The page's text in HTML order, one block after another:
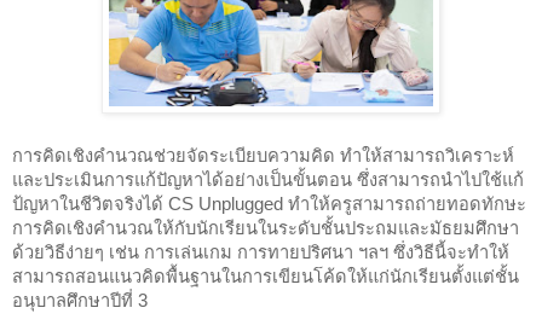
การคิดเชิงคำนวณช่วยจัดระเบียบความคิด ทำให้สามารถวิเคราะห์
และประเมินการแก้ปัญหาได้อย่างเป็นขั้นตอน ซึ่งสามารถนำไปใช้แก้
ป้ญหาในชีวิตจริงได้ CS Unplugged ทำให้ครูสามารถถ่ายทอดทักษะ
การคิดเชิงคำนวณให้กับนักเรียนในระดับชั้นประถมและมัธยมศึกษา
ด้วยวิธีง่ายๆ เช่น การเล่นเกม การทายปริศนา ฯลฯ ซึ่งวิธีนี้จะทำให้
สามารถสอนแนวคิดพื้นฐานในการเขียนโค้ดให้แก่นักเรียนตั้งแต่ชั้น
อนุบาลศึกษาปีที่ 3